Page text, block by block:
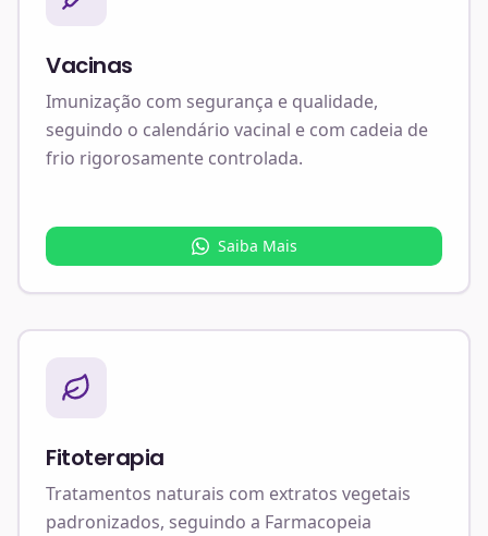
Vacinas
Imunização com segurança e qualidade,
seguindo o calendário vacinal e com cadeia de
frio rigorosamente controlada.
Saiba Mais
Fitoterapia
Tratamentos naturais com extratos vegetais
padronizados, seguindo a Farmacopeia